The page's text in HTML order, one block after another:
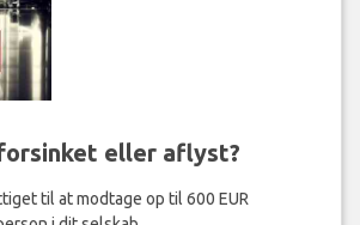
eller aflyst?
til at modtage op til 600 EUR